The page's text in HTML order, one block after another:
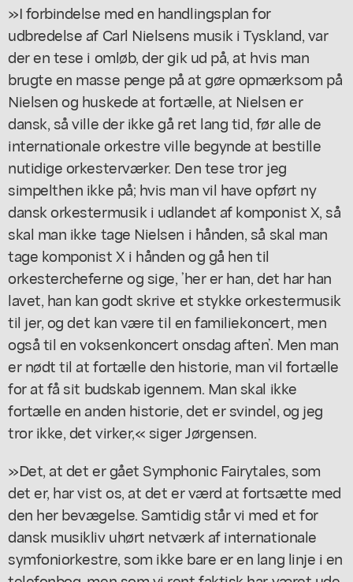
»I forbindelse med en handlingsplan for
udbredelse af Carl Nielsens musik i Tyskland, var
der en tese i omløb, der gik ud på, at hvis man
brugte en masse penge på at gøre opmærksom på
Nielsen og huskede at fortælle, at Nielsen er
dansk, så ville der ikke gå ret lang tid, før alle de
internationale orkestre ville begynde at bestille
nutidige orkesterværker. Den tese tror jeg
simpelthen ikke på; hvis man vil have opført ny
dansk orkestermusik i udlandet af komponist X, så
skal man ikke tage Nielsen i hånden, så skal man
tage komponist X i hånden og gå hen til
orkestercheferne og sige, ’her er han, det har han
lavet, han kan godt skrive et stykke orkestermusik
til jer, og det kan være til en familiekoncert, men
også til en voksenkoncert onsdag aften’. Men man
er nødt til at fortælle den historie, man vil fortælle
for at få sit budskab igennem. Man skal ikke
fortælle en anden historie, det er svindel, og jeg
tror ikke, det virker,« siger Jørgensen.
»Det, at det er gået Symphonic Fairytales, som
det er, har vist os, at det er værd at fortsætte med
den her bevægelse. Samtidig står vi med et for
dansk musikliv uhørt netværk af internationale
symfoniorkestre, som ikke bare er en lang linje i en